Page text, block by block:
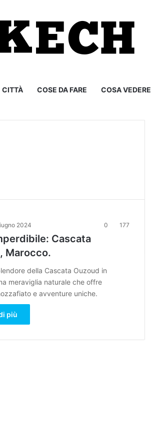
CITTÀ COSE DA FARE COSA VEDERE
2024 0 177
Cascata
Marocco.
della Cascata Ouzoud in
meraviglia naturale che offre
e avventure uniche.
più